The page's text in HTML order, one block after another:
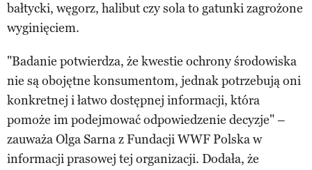
bałtycki, węgorz, halibut czy sola to gatunki zagrożone
wyginięciem.
"Badanie potwierdza, że kwestie ochrony środowiska
nie są obojętne konsumentom, jednak potrzebują oni
konkretnej i łatwo dostępnej informacji, która
pomoże im podejmować odpowiedzenie decyzje" –
zauważa Olga Sarna z Fundacji WWF Polska w
informacji prasowej tej organizacji. Dodała, że